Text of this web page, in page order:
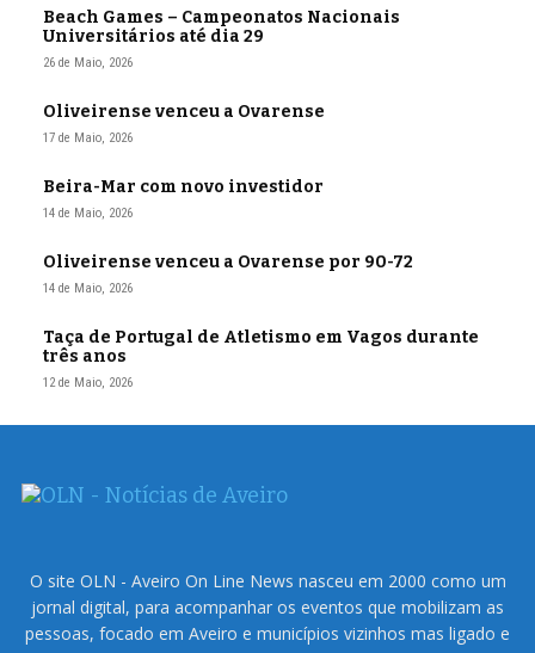
Beach Games – Campeonatos Nacionais
Universitários até dia 29
26 de Maio, 2026
Oliveirense venceu a Ovarense
17 de Maio, 2026
Beira-Mar com novo investidor
14 de Maio, 2026
Oliveirense venceu a Ovarense por 90-72
14 de Maio, 2026
Taça de Portugal de Atletismo em Vagos durante
três anos
12 de Maio, 2026
O site OLN - Aveiro On Line News nasceu em 2000 como um
jornal digital, para acompanhar os eventos que mobilizam as
pessoas, focado em Aveiro e municípios vizinhos mas ligado e